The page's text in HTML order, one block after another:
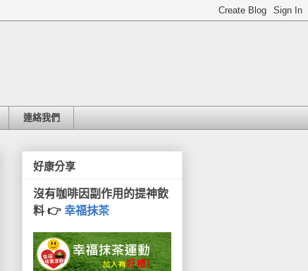
連絡我們
好康分享
沒有咖啡因副作用的提神飲
料 👉 幸福抹茶